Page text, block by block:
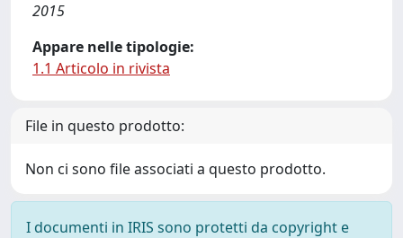
2015
Appare nelle tipologie:
1.1 Articolo in rivista
File in questo prodotto:
Non ci sono file associati a questo prodotto.
I documenti in IRIS sono protetti da copyright e